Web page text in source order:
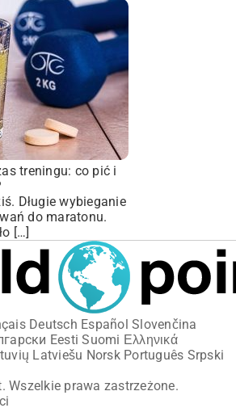
treningu: co pić i
Długie wybieganie
do maratonu.
[…]
Deutsch Español Slovenčina
Eesti Suomi Ελληνικά
Latviešu Norsk Português Srpski
Wszelkie prawa zastrzeżone.